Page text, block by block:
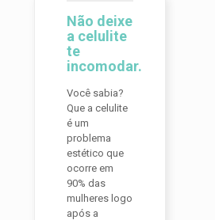
Não deixe
a celulite
te
incomodar.
Você sabia?
Que a celulite
é um
problema
estético que
ocorre em
90% das
mulheres logo
após a